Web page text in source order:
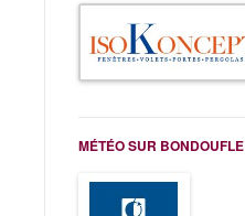
MÉTÉO SUR BONDOUFLE